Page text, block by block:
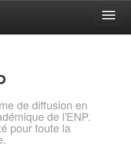
de diffusion en
de l'ENP.
pour toute la